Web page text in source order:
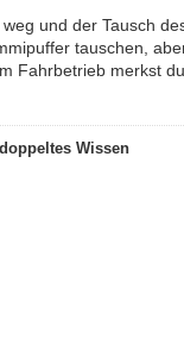
und der Tausch
tauschen,
Fahrbetrieb merkst
Wissen